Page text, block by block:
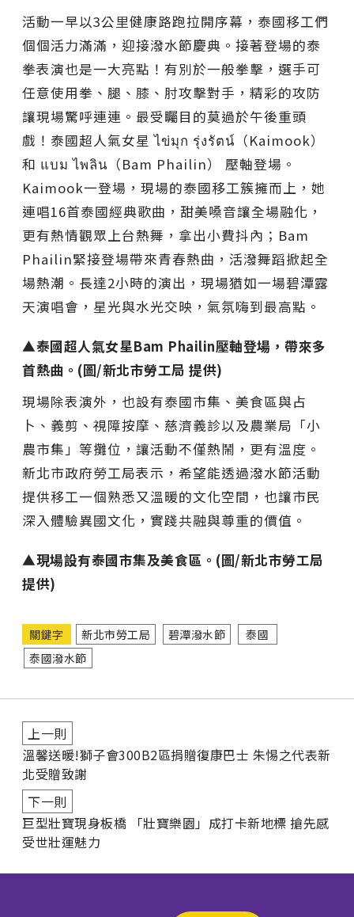
活動一早以3公里健康路跑拉開序幕，泰國移工們
個個活力滿滿，迎接潑水節慶典。接著登場的泰
拳表演也是一大亮點！有別於一般拳擊，選手可
任意使用拳、腿、膝、肘攻擊對手，精彩的攻防
讓現場驚呼連連。最受矚目的莫過於午後重頭
戲！泰國超人氣女星 ไข่มุก รุ่งรัตน์（Kaimook）
和 แบม ไพลิน（Bam Phailin） 壓軸登場。
Kaimook一登場，現場的泰國移工簇擁而上，她
連唱16首泰國經典歌曲，甜美嗓音讓全場融化，
更有熱情觀眾上台熱舞，拿出小費抖內；Bam
Phailin緊接登場帶來青春熱曲，活潑舞蹈掀起全
場熱潮。長達2小時的演出，現場猶如一場碧潭露
天演唱會，星光與水光交映，氣氛嗨到最高點。
▲泰國超人氣女星Bam Phailin壓軸登場，帶來多
首熱曲。(圖/新北市勞工局 提供)
現場除表演外，也設有泰國市集、美食區與占
卜、義剪、視障按摩、慈濟義診以及農業局「小
農市集」等攤位，讓活動不僅熱鬧，更有溫度。
新北市政府勞工局表示，希望能透過潑水節活動
提供移工一個熟悉又溫暖的文化空間，也讓市民
深入體驗異國文化，實踐共融與尊重的價值。
▲現場設有泰國市集及美食區。(圖/新北市勞工局
提供)
關鍵字 新北市勞工局 碧潭潑水節
泰國
泰國潑水節
上一則
溫馨送暖!獅子會300B2區捐贈復康巴士 朱惕之代表新
北受贈致謝
下一則
巨型壯寶現身板橋 「壯寶樂園」成打卡新地標 搶先感
受世壯運魅力